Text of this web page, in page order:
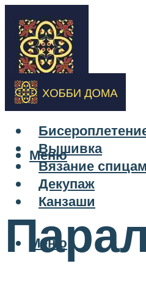
Вышивка
Вязание
Декупаж
Канзаши
Меню
Меню